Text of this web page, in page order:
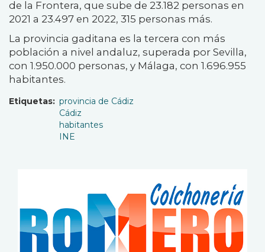
de la Frontera, que sube de 23.182 personas en
2021 a 23.497 en 2022, 315 personas más.
La provincia gaditana es la tercera con más
población a nivel andaluz, superada por Sevilla,
con 1.950.000 personas, y Málaga, con 1.696.955
habitantes.
Etiquetas
provincia de Cádiz
Cádiz
habitantes
INE